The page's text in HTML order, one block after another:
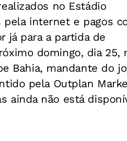
no Estádio
internet e pagos
já para a partida de
domingo, dia 25,
Bahia, mandante do
pela Outplan
ainda não está